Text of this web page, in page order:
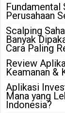
Fundamental
Perusahaan
Scalping
Banyak
Cara Paling
Review
Keamanan &
Aplikasi
Mana yang
Indonesia?